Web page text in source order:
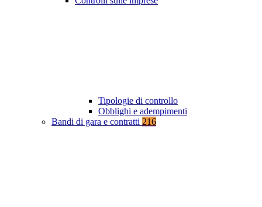
Tipologie di controllo
Obblighi e adempimenti
Bandi di gara e contratti 216